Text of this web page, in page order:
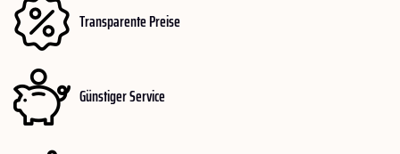
Transparente Preise
Günstiger Service